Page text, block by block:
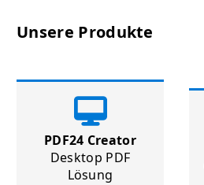
Unsere Produkte
PDF24 Creator
Desktop PDF
Lösung